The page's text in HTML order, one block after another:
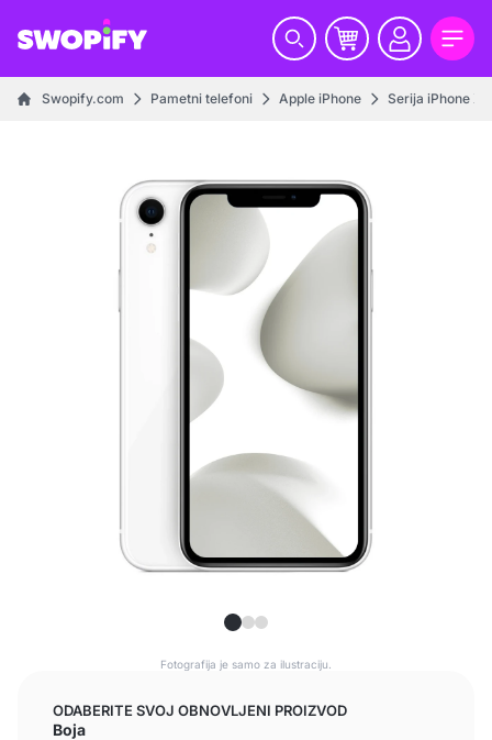
Swopify.com Pametni telefoni Apple iPhone Serija iPhone XR
Fotografija je samo za ilustraciju.
ODABERITE SVOJ OBNOVLJENI PROIZVOD
Boja